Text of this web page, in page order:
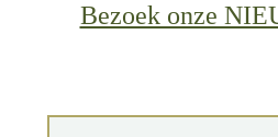
Bezoek onze